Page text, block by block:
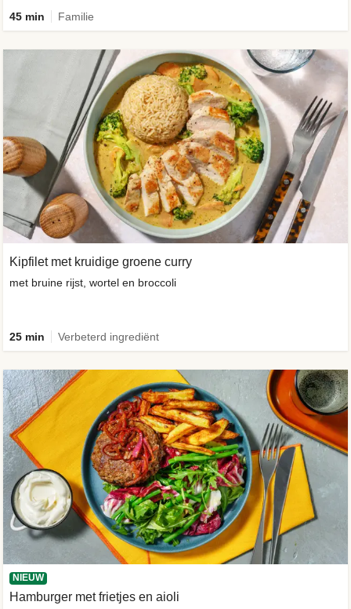
45 min Familie
Kipfilet met kruidige groene curry
met bruine rijst, wortel en broccoli
25 min Verbeterd ingrediënt
NIEUW
Hamburger met frietjes en aioli